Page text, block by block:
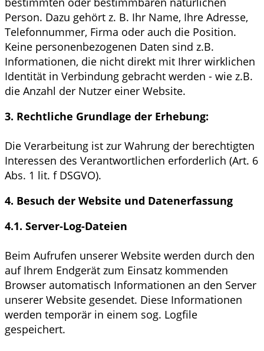
Person. Dazu gehört z. B. Ihr Name, Ihre Adresse,
Telefonnummer, Firma oder auch die Position.
Keine personenbezogenen Daten sind z.B.
Informationen, die nicht direkt mit Ihrer wirklichen
Identität in Verbindung gebracht werden - wie z.B.
die Anzahl der Nutzer einer Website.
3. Rechtliche Grundlage der Erhebung:
Die Verarbeitung ist zur Wahrung der berechtigten
Interessen des Verantwortlichen erforderlich (Art. 6
Abs. 1 lit. f DSGVO).
4. Besuch der Website und Datenerfassung
4.1. Server-Log-Dateien
Beim Aufrufen unserer Website werden durch den
auf Ihrem Endgerät zum Einsatz kommenden
Browser automatisch Informationen an den Server
unserer Website gesendet. Diese Informationen
werden temporär in einem sog. Logfile
gespeichert.